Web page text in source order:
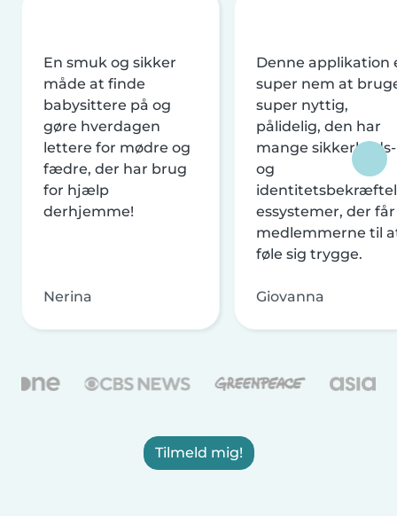
En smuk og sikker
måde at finde
babysittere på og
gøre hverdagen
lettere for mødre og
fædre, der har brug
for hjælp
derhjemme!
Nerina
Denne applikation
super nem at
super nyttig,
pålidelig, den har
mange sikkerheds-
og
essystemer, der får
medlemmerne til
føle sig trygge.
Giovanna
Tilmeld mig!